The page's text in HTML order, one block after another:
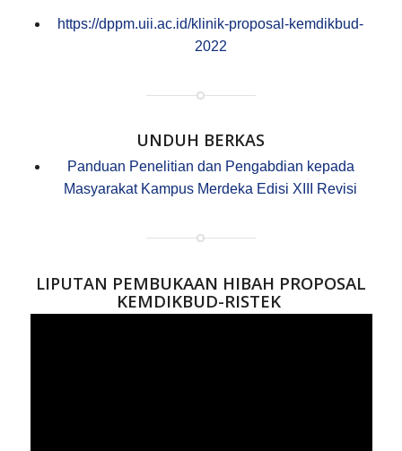
https://dppm.uii.ac.id/klinik-proposal-kemdikbud-
2022
UNDUH BERKAS
Panduan Penelitian dan Pengabdian kepada
Masyarakat Kampus Merdeka Edisi XIII Revisi
LIPUTAN PEMBUKAAN HIBAH PROPOSAL
KEMDIKBUD-RISTEK